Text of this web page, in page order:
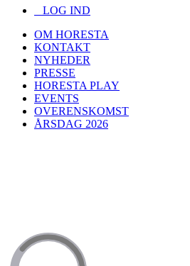
LOG IND
OM HORESTA
KONTAKT
NYHEDER
PRESSE
HORESTA PLAY
EVENTS
OVERENSKOMST
ÅRSDAG 2026